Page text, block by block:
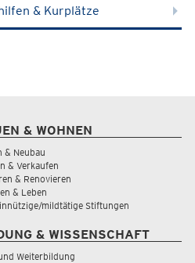
& Kurplätze
& WOHNEN
& Neubau
& Verkaufen
& Renovieren
& Leben
mildtätige Stiftungen
& WISSENSCHAFT
Weiterbildung